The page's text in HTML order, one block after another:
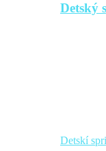
Detský
Detskí